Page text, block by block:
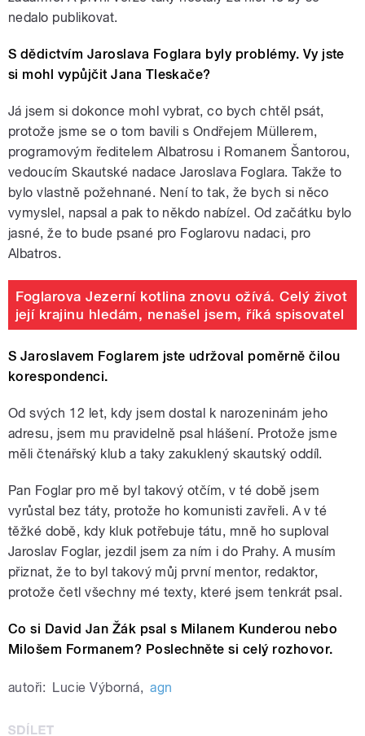
nedalo publikovat.
S dědictvím Jaroslava Foglara byly problémy. Vy jste
si mohl vypůjčit Jana Tleskače?
Já jsem si dokonce mohl vybrat, co bych chtěl psát,
protože jsme se o tom bavili s Ondřejem Müllerem,
programovým ředitelem Albatrosu i Romanem Šantorou,
vedoucím Skautské nadace Jaroslava Foglara. Takže to
bylo vlastně požehnané. Není to tak, že bych si něco
vymyslel, napsal a pak to někdo nabízel. Od začátku bylo
jasné, že to bude psané pro Foglarovu nadaci, pro
Albatros.
Foglarova Jezerní kotlina znovu ožívá. Celý život
její krajinu hledám, nenašel jsem, říká spisovatel
S Jaroslavem Foglarem jste udržoval poměrně čilou
korespondenci.
Od svých 12 let, kdy jsem dostal k narozeninám jeho
adresu, jsem mu pravidelně psal hlášení. Protože jsme
měli čtenářský klub a taky zakuklený skautský oddíl.
Pan Foglar pro mě byl takový otčím, v té době jsem
vyrůstal bez táty, protože ho komunisti zavřeli. A v té
těžké době, kdy kluk potřebuje tátu, mně ho suploval
Jaroslav Foglar, jezdil jsem za ním i do Prahy. A musím
přiznat, že to byl takový můj první mentor, redaktor,
protože četl všechny mé texty, které jsem tenkrát psal.
Co si David Jan Žák psal s Milanem Kunderou nebo
Milošem Formanem? Poslechněte si celý rozhovor.
autoři: Lucie Výborná, agn